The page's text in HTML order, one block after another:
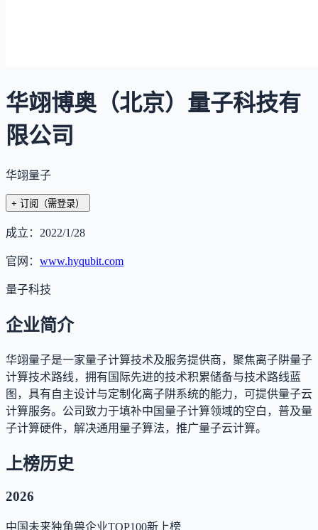
华翊博奥（北京）量子科技有
限公司
华翊量子
+ 订阅 （需登录）
成立： 2022/1/28
官网： www.hyqubit.com
量子科技
企业简介
华翊量子是一家量子计算技术及服务提供商，聚焦离子阱量子
计算技术路线，拥有国际先进的技术积累储备与技术路线蓝
图，具有自主设计与定制化离子阱系统的能力，可提供量子云
计算服务。公司致力于填补中国量子计算领域的空白，普及量
子计算硬件，解决通用量子算法，推广量子云计算。
上榜历史
2026
中国未来独角兽企业TOP100新上榜